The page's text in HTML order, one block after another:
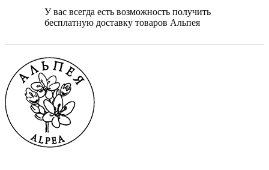
У вас всегда есть возможность получить
бесплатную доставку товаров Альпея